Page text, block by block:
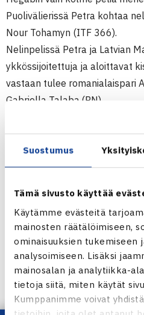
Suostumus
Tämä sivusto käyttää
Käytämme evästeitä
mainosten räätälöimiseen,
ominaisuuksien tukemiseen
analysoimiseen. Lisäksi
mainosalan ja analytiikka-
tietoja siitä, miten käytät
Kumppanimme voivat
Puolivälierissä Petra kohtaa
Nour Tohamyn (ITF 366).
Nelinpelissä Petra ja Latvian
ykkössijoitettuja ja aloittavat
vastaan tulee romanialaispari
Gabriella Talaba.(RN)
Juniorien ITF-turnaus
3.-7.10.2011 Kairo, Egypti
Kaksinpeli
60
2.kierrosta: Piirtola – Dina
Kairon juniorien ITF-